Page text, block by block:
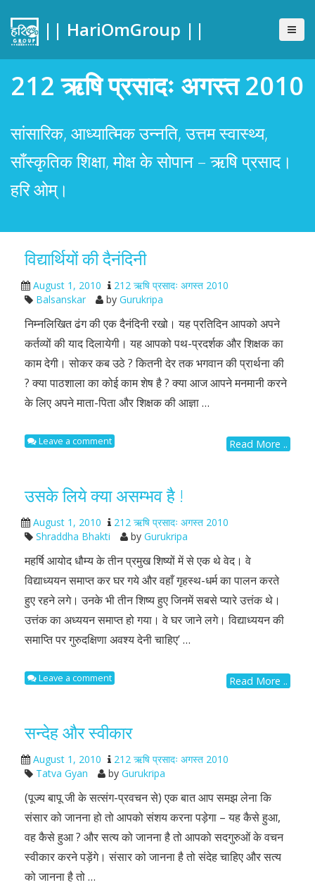
|| HariOmGroup ||
212 ऋषि प्रसादः अगस्त 2010
सांसारिक, आध्यात्मिक उन्नति, उत्तम स्वास्थ्य,
साँस्कृतिक शिक्षा, मोक्ष के सोपान – ऋषि प्रसाद।
हरि ओम्।
विद्यार्थियों की दैनंदिनी
August 1, 2010
212 ऋषि प्रसादः अगस्त 2010
Balsanskar
by Gurukripa
निम्नलिखित ढंग की एक दैनंदिनी रखो। यह प्रतिदिन आपको अपने
कर्तव्यों की याद दिलायेगी। यह आपको पथ-प्रदर्शक और शिक्षक का
काम देगी। सोकर कब उठे ? कितनी देर तक भगवान की प्रार्थना की
? क्या पाठशाला का कोई काम शेष है ? क्या आज आपने मनमानी करने
के लिए अपने माता-पिता और शिक्षक की आज्ञा …
Read More ..
Leave a comment
उसके लिये क्या असम्भव है !
August 1, 2010
212 ऋषि प्रसादः अगस्त 2010
Shraddha Bhakti
by Gurukripa
महर्षि आयोद धौम्य के तीन प्रमुख शिष्यों में से एक थे वेद। वे
विद्याध्ययन समाप्त कर घर गये और वहाँ गृहस्थ-धर्म का पालन करते
हुए रहने लगे। उनके भी तीन शिष्य हुए जिनमें सबसे प्यारे उत्तंक थे।
उत्तंक का अध्ययन समाप्त हो गया। वे घर जाने लगे। विद्याध्ययन की
समाप्ति पर गुरुदक्षिणा अवश्य देनी चाहिए’ …
Read More ..
Leave a comment
सन्देह और स्वीकार
August 1, 2010
212 ऋषि प्रसादः अगस्त 2010
Tatva Gyan
by Gurukripa
(पूज्य बापू जी के सत्संग-प्रवचन से) एक बात आप समझ लेना कि
संसार को जानना हो तो आपको संशय करना पड़ेगा – यह कैसे हुआ,
वह कैसे हुआ ? और सत्य को जानना है तो आपको सदगुरुओं के वचन
स्वीकार करने पड़ेंगे। संसार को जानना है तो संदेह चाहिए और सत्य
को जानना है तो …